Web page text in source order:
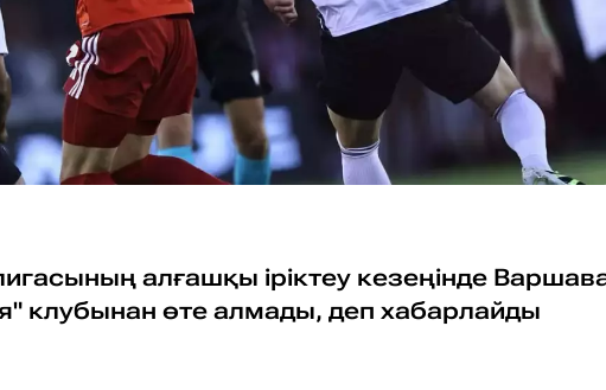
алғашқы іріктеу кезеңінде
клубынан өте алмады, деп хабарлайды